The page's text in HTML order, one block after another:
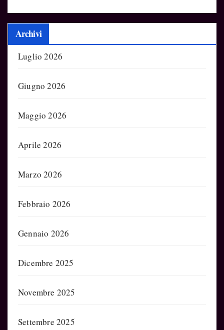
Archivi
Luglio 2026
Giugno 2026
Maggio 2026
Aprile 2026
Marzo 2026
Febbraio 2026
Gennaio 2026
Dicembre 2025
Novembre 2025
Settembre 2025